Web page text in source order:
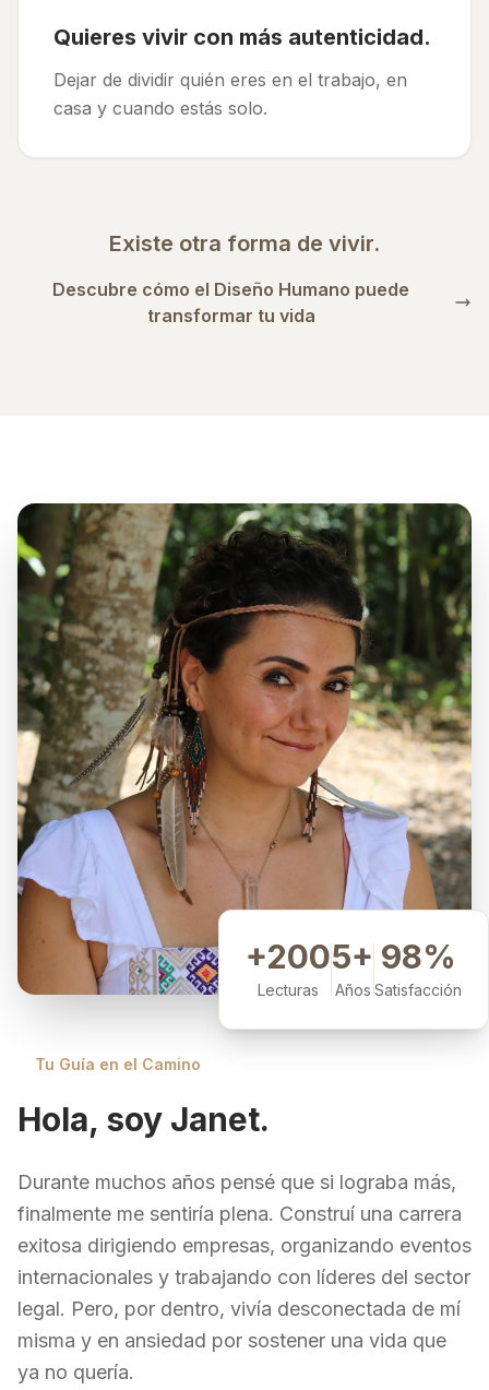
Quieres vivir con más autenticidad.
Dejar de dividir quién eres en el trabajo, en
casa y cuando estás solo.
Existe otra forma de vivir.
Descubre cómo el Diseño Humano puede
transformar tu vida
+200
Lecturas
5+
Años
98%
Satisfacción
Tu Guía en el Camino
Hola, soy Janet.
Durante muchos años pensé que si lograba más,
finalmente me sentiría plena. Construí una carrera
exitosa dirigiendo empresas, organizando eventos
internacionales y trabajando con líderes del sector
legal. Pero, por dentro, vivía desconectada de mí
misma y en ansiedad por sostener una vida que
ya no quería.